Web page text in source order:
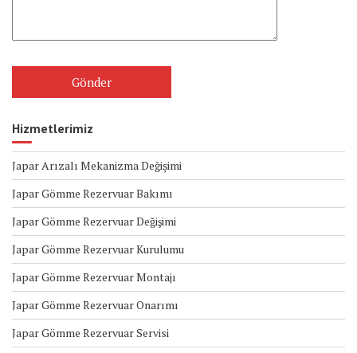
Hizmetlerimiz
Japar Arızalı Mekanizma Değişimi
Japar Gömme Rezervuar Bakımı
Japar Gömme Rezervuar Değişimi
Japar Gömme Rezervuar Kurulumu
Japar Gömme Rezervuar Montajı
Japar Gömme Rezervuar Onarımı
Japar Gömme Rezervuar Servisi